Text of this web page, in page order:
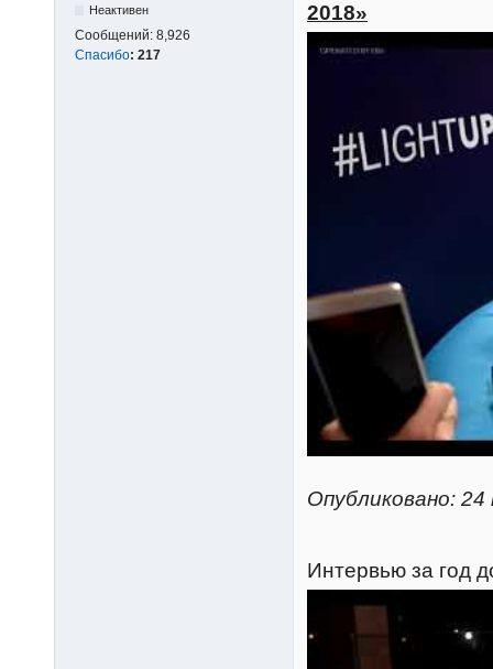
Неактивен
Сообщений: 8,926
Спасибо: 217
2018»
Опубликовано: 24
Интервью за год